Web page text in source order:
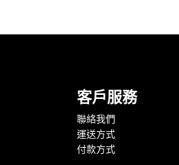
客戶服務
聯絡我們
運送方式
付款方式